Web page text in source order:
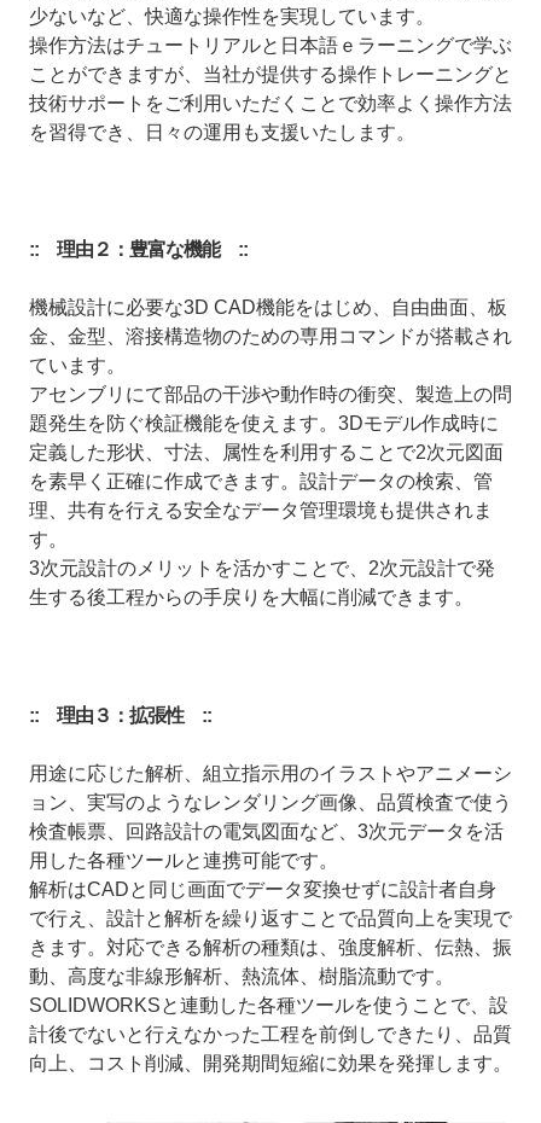
少ないなど、快適な操作性を実現しています。
操作方法はチュートリアルと日本語ｅラーニングで学ぶ
ことができますが、当社が提供する操作トレーニングと
技術サポートをご利用いただくことで効率よく操作方法
を習得でき、日々の運用も支援いたします。
:: 理由２：豊富な機能 ::
機械設計に必要な3D CAD機能をはじめ、自由曲面、板
金、金型、溶接構造物のための専用コマンドが搭載され
ています。
アセンブリにて部品の干渉や動作時の衝突、製造上の問
題発生を防ぐ検証機能を使えます。3Dモデル作成時に
定義した形状、寸法、属性を利用することで2次元図面
を素早く正確に作成できます。設計データの検索、管
理、共有を行える安全なデータ管理環境も提供されま
す。
3次元設計のメリットを活かすことで、2次元設計で発
生する後工程からの手戻りを大幅に削減できます。
:: 理由３：拡張性 ::
用途に応じた解析、組立指示用のイラストやアニメーシ
ョン、実写のようなレンダリング画像、品質検査で使う
検査帳票、回路設計の電気図面など、3次元データを活
用した各種ツールと連携可能です。
解析はCADと同じ画面でデータ変換せずに設計者自身
で行え、設計と解析を繰り返すことで品質向上を実現で
きます。対応できる解析の種類は、強度解析、伝熱、振
動、高度な非線形解析、熱流体、樹脂流動です。
SOLIDWORKSと連動した各種ツールを使うことで、設
計後でないと行えなかった工程を前倒しできたり、品質
向上、コスト削減、開発期間短縮に効果を発揮します。